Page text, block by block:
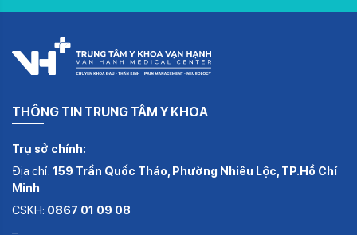
THÔNG TIN TRUNG TÂM Y KHOA
Trụ sở chính:
Địa chỉ: 159 Trần Quốc Thảo, Phường Nhiêu Lộc, TP.Hồ Chí
Minh
CSKH: 0867 01 09 08
–